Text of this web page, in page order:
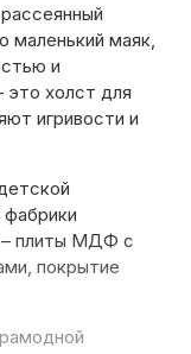
маленький маяк,
и
это холст для
игривости и
фабрики
–плиты МДФ с
покрытие